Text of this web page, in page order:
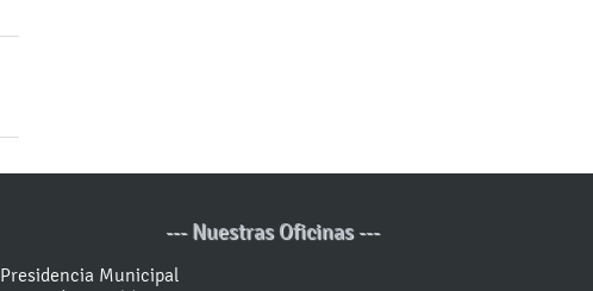
--- Nuestras Oficinas ---
Presidencia Municipal